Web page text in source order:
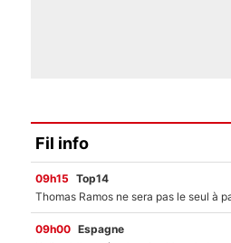
Fil info
09h15 Top14
09h00 Espagne